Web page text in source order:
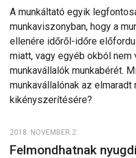
A munkáltató egyik
munkaviszonyban, hogy a
ellenére időről-időre
miatt, vagy egyéb okból
munkavállalók munkabérét.
munkavállalónak az
kikényszerítésére?
2018. NOVEMBER 2.
Felmondhatnak